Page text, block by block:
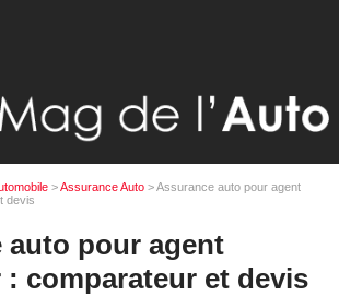
>Assurance Auto> Assurance auto pour agent
devis
auto pour agent
comparateur et devis